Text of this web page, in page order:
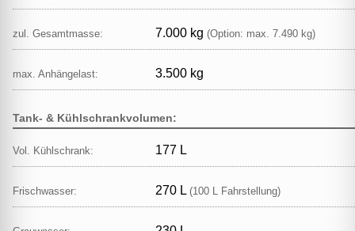
zul. Gesamtmasse: 7.000 kg (Option: max. 7.490 kg)
max. Anhängelast: 3.500 kg
Tank- & Kühlschrankvolumen:
Vol. Kühlschrank: 177 L
Frischwasser: 270 L (100 L Fahrstellung)